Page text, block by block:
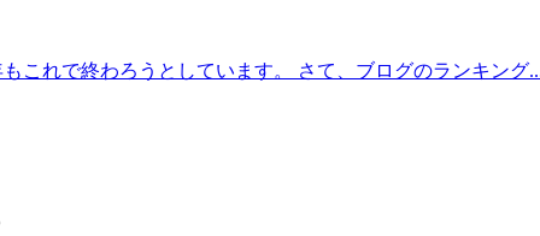
これで終わろうとしています。 さて、ブログのランキング